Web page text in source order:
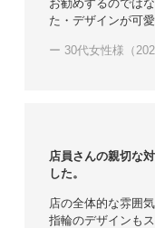
お勧めするのでは
た・デザインが可
ー 30代女性様（
店員さんの親切な
した。
店の全体的な雰囲
指輪のデザインも